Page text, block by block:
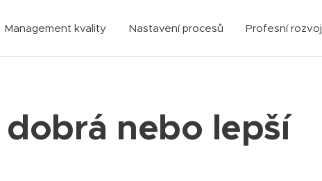
Management kvality Nastavení procesů Profesní rozvoj
dobrá nebo lepší